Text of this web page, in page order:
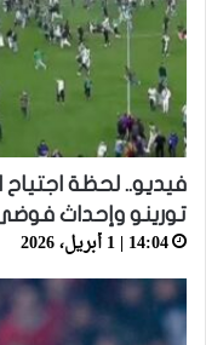
فيديو.. لحظة اجتياح
تورينو وإحداث
14:04 | 1 أبريل، 2026